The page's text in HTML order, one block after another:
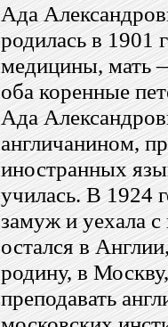
Ада
родилась в 1901
медицины, мать
оба коренные
Ада
англичанином,
иностранных
училась. В 1924
замуж и уехала
остался в
родину, в
преподавать